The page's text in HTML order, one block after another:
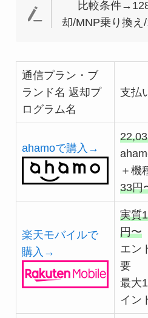
比較条件
却/MNP乗り換え
通信プラン・ブ
ランド名 返却プ
ログラム名
支払
ahamoで購入→
＋機
33円
楽天モバイルで
購入→
実質
円〜
エン
要
最大
イン